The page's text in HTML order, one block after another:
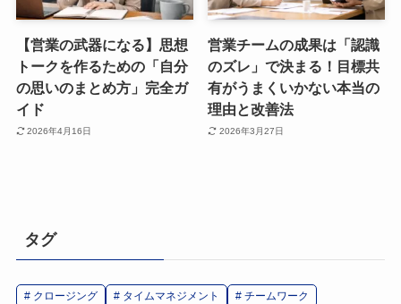
【営業の武器になる】思想
トークを作るための「自分
の思いのまとめ方」完全ガ
イド
2026年4月16日
営業チームの成果は「認識
のズレ」で決まる！目標共
有がうまくいかない本当の
理由と改善法
2026年3月27日
タグ
クロージング タイムマネジメント
チームワーク